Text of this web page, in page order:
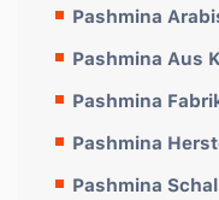
Pashmina
Pashmina Aus
Pashmina
Pashmina
Pashmina